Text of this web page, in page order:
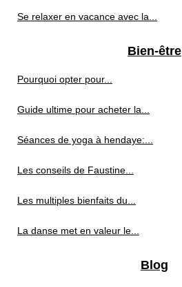
Se relaxer en vacance avec la...
Bien-être
Pourquoi opter pour...
Guide ultime pour acheter la...
Séances de yoga à hendaye:...
Les conseils de Faustine...
Les multiples bienfaits du...
La danse met en valeur le...
Blog